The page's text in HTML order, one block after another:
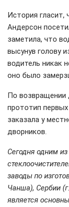
История гласит,
Андерсон
заметила, что
высунув голову
водитель никак
оно было
По возвращении
прототип
заказала у
дворников.
Сегодня одним
заводы по
Чанша), Сербии
является